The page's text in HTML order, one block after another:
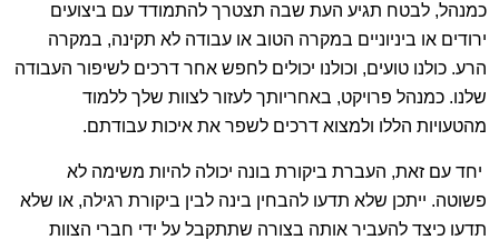
כמנהל, לבטח תגיע העת שבה תצטרך להתמודד עם ביצועים
ירודים או ביניוניים במקרה הטוב או עבודה לא תקינה, במקרה
הרע. כולנו טועים, וכולנו יכולים לחפש אחר דרכים לשיפור העבודה
שלנו. כמנהל פרויקט, באחריותך לעזור לצוות שלך ללמוד
מהטעויות הללו ולמצוא דרכים לשפר את איכות עבודתם.
יחד עם זאת, העברת ביקורת בונה יכולה להיות משימה לא
פשוטה. ייתכן שלא תדעו להבחין בינה לבין ביקורת רגילה, או שלא
תדעו כיצד להעביר אותה בצורה שתתקבל על ידי חברי הצוות